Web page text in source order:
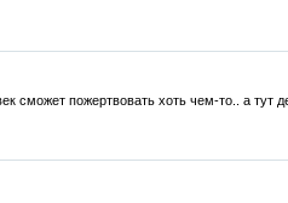
сможет пожертвовать хоть чем-то.. а тут